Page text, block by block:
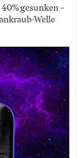
gesunken –
Welle